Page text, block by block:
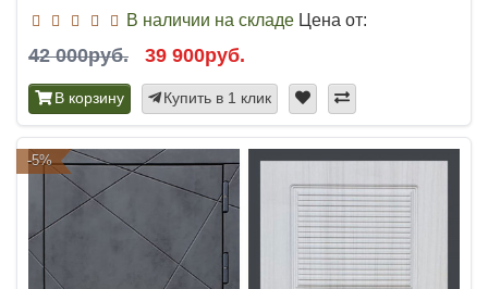
В наличии на складе Цена от:
42 000руб. 39 900руб.
В корзину Купить в 1 клик
-5%